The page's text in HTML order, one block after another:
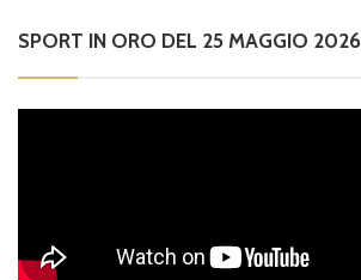
SPORT IN ORO DEL 25 MAGGIO 2026